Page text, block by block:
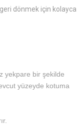
dönmek için kolayca
yekpare bir şekilde
yüzeyde kotuma